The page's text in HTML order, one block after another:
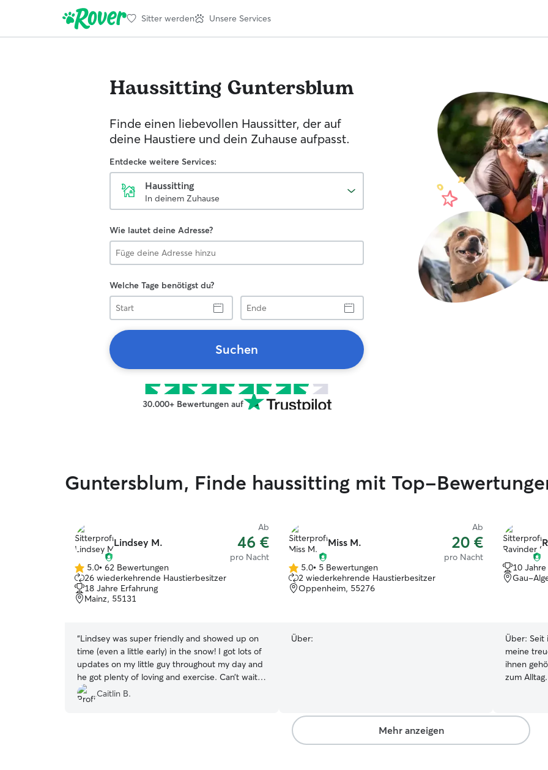
Sitter werden Unsere Services
Haussitting Guntersblum
Finde einen liebevollen Haussitter, der auf
deine Haustiere und dein Zuhause aufpasst.
Entdecke weitere Services:
Haussitting
In deinem Zuhause
Wie lautet deine Adresse?
Welche Tage benötigst du?
Start
Ende
Suchen
30.000+ Bewertungen auf
Guntersblum, Finde haussitting mit Top-
Lindsey M.
Ab
46 €
pro Nacht
5.0
von
5
Sternen
5.0• 62 Bewertungen
26 wiederkehrende Haustierbesitzer
18 Jahre Erfahrung
Mainz, 55131
“Lindsey was super friendly and showed up on
time (even a little early) in the snow! I got lots of
updates on my little guy throughout my day and
he got plenty of loving and exercise. Can’t wait
to use her again!
Caitlin B.
Miss M.
Ab
20 €
pro Nacht
5.0
von
5
5.0• 5 Bewertungen
2 wiederkehrende Haustierbesitzer
Oppenheim, 55276
Über:
10
Gau-
Über: Seit
meine
ihnen
zum
einzugehen. Ich arbeite von Montag
Mehr anzeigen